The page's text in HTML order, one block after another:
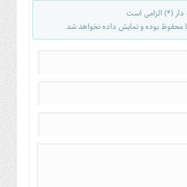
(*) الزامی است
بوده و نمایش داده نخواهد شد